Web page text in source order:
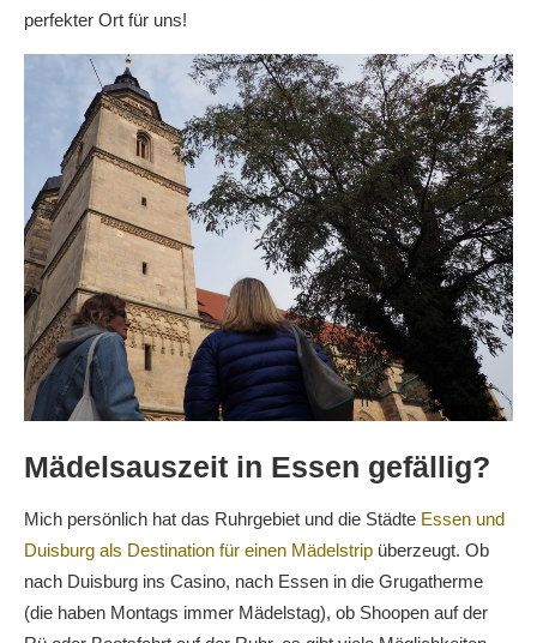
perfekter Ort für uns!
Mädelsauszeit in Essen gefällig?
Mich persönlich hat das Ruhrgebiet und die Städte Essen und
Duisburg als Destination für einen Mädelstrip überzeugt. Ob
nach Duisburg ins Casino, nach Essen in die Grugatherme
(die haben Montags immer Mädelstag), ob Shoopen auf der